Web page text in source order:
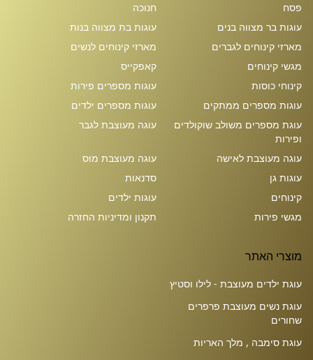
פסח
חנוכה
עוגות בר מצווה בנים
עוגות בת מצווה בנות
מארזי קינוחים לגברים
מארזי קינוחים לנשים
מגשי קינוחים
קאפקייס
קינוחי כוסות
עוגות מספרים פירות
עוגות מספרים ממתקים
עוגות מספרים ילדים
עוגת מספרים משולב שוקולדים
ופירות
עוגה מעוצבת לגבר
עוגה מעוצבת לאישה
עוגה מעוצבת מוס
עוגות גן
סדנאות
קינוחים
עוגות ילדים
מגשי פירות
תקנון ומדיניות החזרה
מוצרי האתר
עוגת ילדים מעוצבת - לילו וסטיץ
עוגת נשים מעוצבת פרפרים
שחורים
עוגת סימבה , מלך האריות